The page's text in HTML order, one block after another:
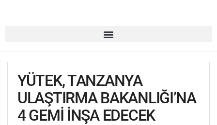
YÜTEK, TANZANYA
ULAŞTIRMA BAKANLIĞI’NA
4 GEMİ İNŞA EDECEK